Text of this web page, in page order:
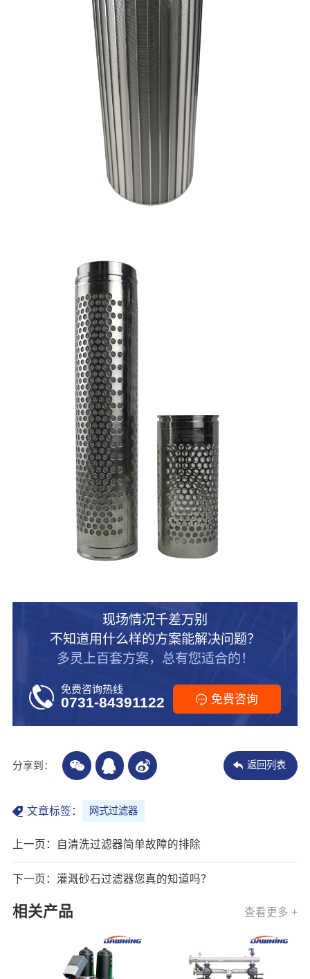
现场情况千差万别
不知道用什么样的方案能解决问题？
多灵上百套方案，总有您适合的！
免费咨询热线
0731-84391122 免费咨询
分享到： 返回列表
文章标签： 网式过滤器
上一页：自清洗过滤器简单故障的排除
下一页：灌溉砂石过滤器您真的知道吗？
相关产品 查看更多 +